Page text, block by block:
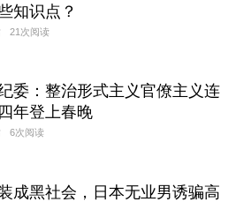
知识点？
21次阅读
委：整治形式主义官僚主义连
年登上春晚
6次阅读
成黑社会，日本无业男诱骗高